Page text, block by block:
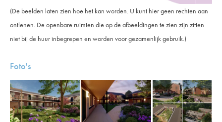
(De beelden laten zien hoe het kan worden. U kunt hier geen rechten aan
ontlenen. De openbare ruimten die op de afbeeldingen te zien zijn zitten
niet bij de huur inbegrepen en worden voor gezamenlijk gebruik.)
Foto's